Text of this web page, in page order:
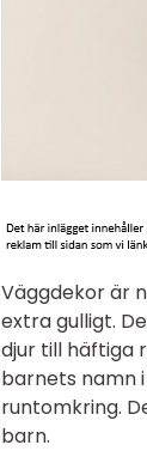
Väggdekor är
extra gulligt.
djur till häftiga
barnets namn
runtomkring.
barn.